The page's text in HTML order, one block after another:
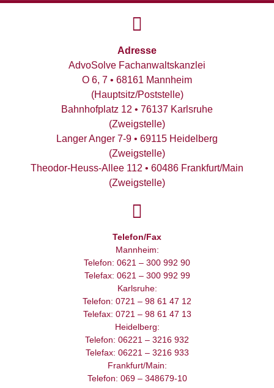
Adresse
AdvoSolve Fachanwaltskanzlei
O 6, 7 • 68161 Mannheim
(Hauptsitz/Poststelle)
Bahnhofplatz 12 • 76137 Karlsruhe
(Zweigstelle)
Langer Anger 7-9 • 69115 Heidelberg
(Zweigstelle)
Theodor-Heuss-Allee 112 • 60486 Frankfurt/Main
(Zweigstelle)
Telefon/Fax
Mannheim:
Telefon: 0621 – 300 992 90
Telefax: 0621 – 300 992 99
Karlsruhe:
Telefon: 0721 – 98 61 47 12
Telefax: 0721 – 98 61 47 13
Heidelberg:
Telefon: 06221 – 3216 932
Telefax: 06221 – 3216 933
Frankfurt/Main:
Telefon: 069 – 348679-10